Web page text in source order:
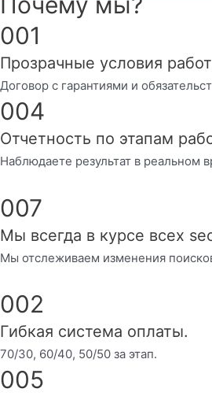
001
Прозрачные условия
Договор с гарантиями и
004
Отчетность по этапам
Наблюдаете результат в реальном
007
Мы всегда в курсе всех
Мы отслеживаем изменения
002
Гибкая система оплаты.
70/30, 60/40, 50/50 за этап.
005